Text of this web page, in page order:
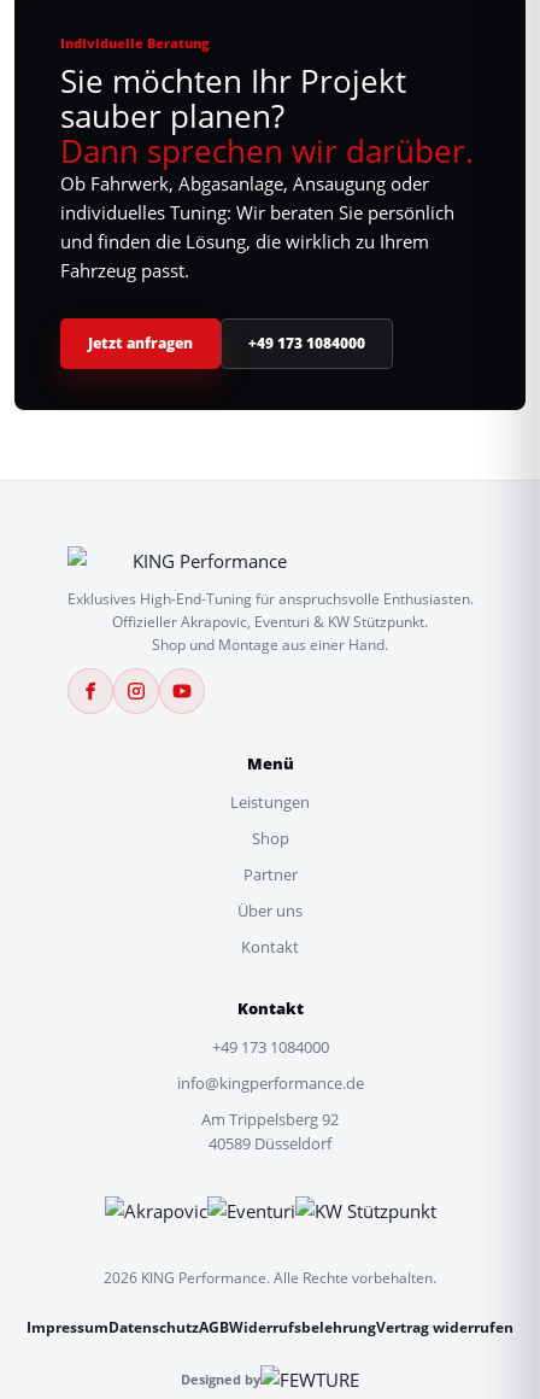
Individuelle Beratung
Sie möchten Ihr Projekt
sauber planen?
Dann sprechen wir darüber.
Ob Fahrwerk, Abgasanlage, Ansaugung oder
individuelles Tuning: Wir beraten Sie persönlich
und finden die Lösung, die wirklich zu Ihrem
Fahrzeug passt.
Jetzt anfragen +49 173 1084000
Exklusives High-End-Tuning für anspruchsvolle Enthusiasten.
Offizieller Akrapovic, Eventuri & KW Stützpunkt.
Shop und Montage aus einer Hand.
Menü
Leistungen
Shop
Partner
Über uns
Kontakt
Kontakt
+49 173 1084000
info@kingperformance.de
Am Trippelsberg 92
40589 Düsseldorf
2026 KING Performance. Alle Rechte vorbehalten.
ImpressumDatenschutzAGBWiderrufsbelehrungVertrag widerrufen
Designed by